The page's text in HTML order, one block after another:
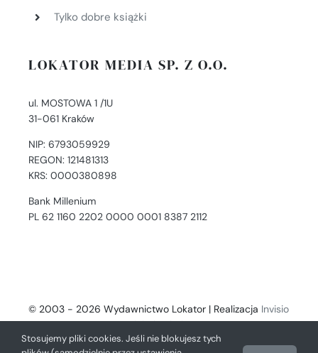
Tylko dobre książki
LOKATOR MEDIA SP. Z O.O.
ul. MOSTOWA 1 /1U
31-061 Kraków
NIP: 6793059929
REGON: 121481313
KRS: 0000380898
Bank Millenium
PL 62 1160 2202 0000 0001 8387 2112
© 2003 - 2026 Wydawnictwo Lokator | Realizacja Invisio
- Digital Solutions
Stosujemy pliki cookies. Jeśli nie blokujesz tych